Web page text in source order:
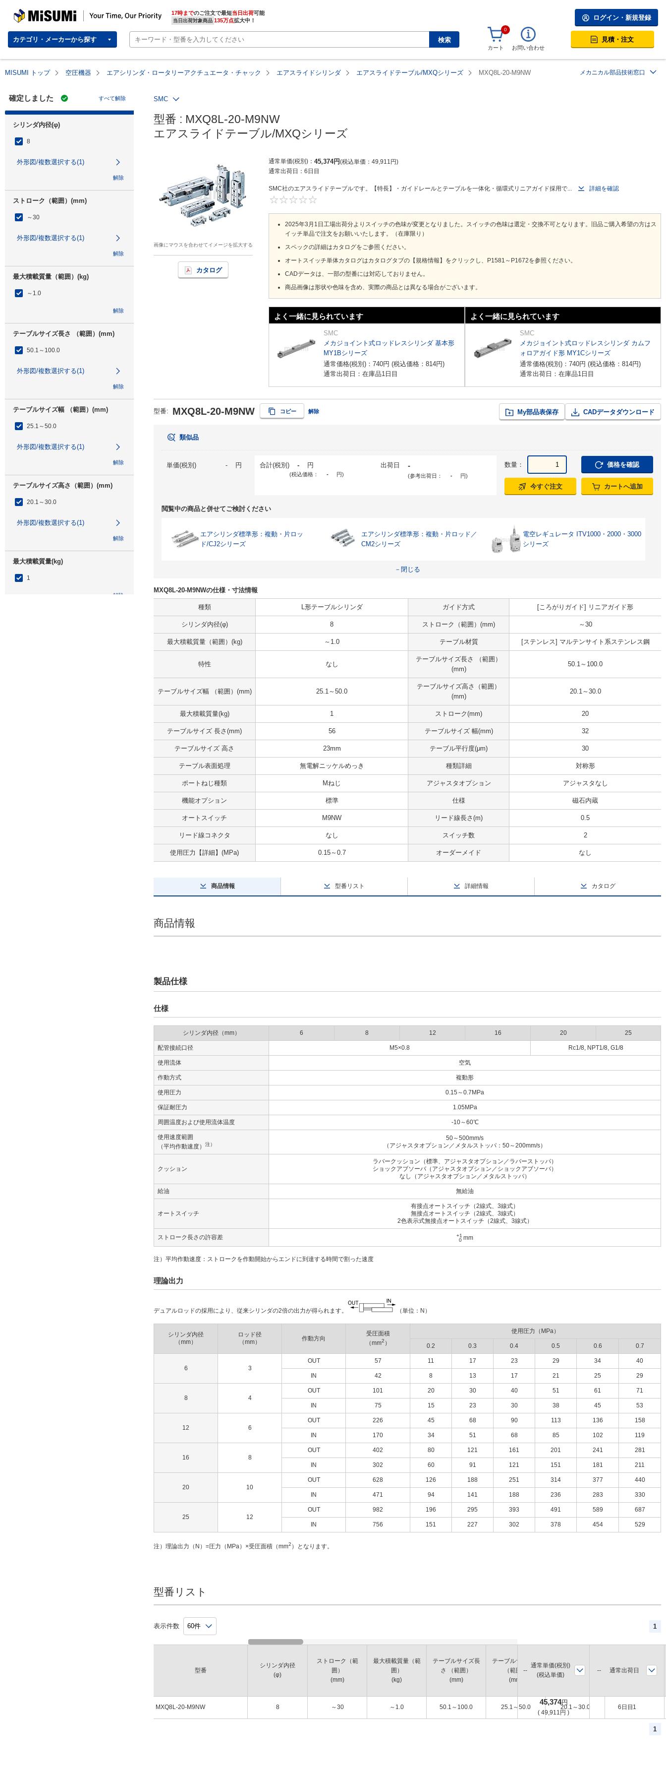
MISUMI | Your Time, Our Priority 17時までのご注文で最短当日出荷
当日出荷対象商品 135万点拡大中！
カテゴリ・メーカーから探す 検索
ログイン・新規登録
0
カート お問い合わせ
見積・注文
MISUMI トップ 空圧機器 エアシリンダ・ロータリーアクチュエータ・チャック エアスライドシリンダ エアスライドテーブル/MXQシリーズ MXQ8L-20-M9NW メカニカル部品技術窓口
確定しました すべて解除
シリンダ内径(φ)
8
外形図/複数選択する(1)
解除
ストローク（範囲）(mm)
～30
外形図/複数選択する(1)
解除
最大積載質量（範囲）(kg)
～1.0
解除
テーブルサイズ長さ （範囲）(mm)
50.1～100.0
外形図/複数選択する(1)
解除
テーブルサイズ幅 （範囲）(mm)
25.1～50.0
外形図/複数選択する(1)
解除
テーブルサイズ高さ（範囲）(mm)
20.1～30.0
外形図/複数選択する(1)
解除
最大積載質量(kg)
1
解除
SMC
型番 : MXQ8L-20-M9NW
エアスライドテーブル/MXQシリーズ
画像にマウスを合わせてイメージを拡大する
カタログ
通常単価(税別) 45,374円 税込単価 49,911 円
通常出荷日： 6日目
SMC社のエアスライドテーブルです。【特長】・ガイドレールとテーブルを一体化・循環式リニアガイド採用で...
詳細を確認
2025年3月1日工場出荷分よりスイッチの色味が変更となりました。スイッチの色味は選定・交換不可となります。旧品ご購入希望の方はス
イッチ単品で注文をお願いいたします。（在庫限り）
スペックの詳細はカタログをご参照ください。
オートスイッチ単体カタログはカタログタブの【規格情報】をクリックし、P1581～P1672を参照ください。
CADデータは、一部の型番には対応しておりません。
商品画像は形状や色味を含め、実際の商品とは異なる場合がございます。
よく一緒に見られています
SMC
メカジョイント式ロッドレスシリンダ 基本形
MY1Bシリーズ
通常価格(税別)： 740円 (税込価格： 814円)
通常出荷日：在庫品1日目
よく一緒に見られています
SMC
メカジョイント式ロッドレスシリンダ カムフ
ォロアガイド形 MY1Cシリーズ
通常価格(税別)： 740円 (税込価格： 814円)
通常出荷日：在庫品1日目
型番: MXQ8L-20-M9NW コピー 解除 My部品表保存 CADデータダウンロード
類似品
単価(税別) - 円 合計(税別) - 円
(税込価格： - 円)
出荷日 -
(参考出荷日： - 円)
数量： 価格を確認
今すぐ注文 カートへ追加
閲覧中の商品と併せてご検討ください
エアシリンダ標準形：複動・片ロッ
ド/CJ2シリーズ
エアシリンダ標準形：複動・片ロッド／
CM2シリーズ
電空レギュレータ ITV1000・2000・3000
シリーズ
－閉じる
MXQ8L-20-M9NWの仕様・寸法情報
種類 L形テーブルシリンダ ガイド方式 [ころがりガイド] リニアガイド形
シリンダ内径(φ) 8 ストローク（範囲）(mm) ～30
最大積載質量（範囲）(kg) ～1.0 テーブル材質 [ステンレス] マルテンサイト系ステンレス鋼
特性 なし
テーブルサイズ長さ （範囲）
(mm)
50.1～100.0
テーブルサイズ幅 （範囲）(mm) 25.1～50.0
テーブルサイズ高さ（範囲）
(mm)
20.1～30.0
最大積載質量(kg) 1 ストローク(mm) 20
テーブルサイズ 長さ(mm) 56 テーブルサイズ 幅(mm) 32
テーブルサイズ 高さ 23mm テーブル平行度(μm) 30
テーブル表面処理 無電解ニッケルめっき 種類詳細 対称形
ポートねじ種類 Mねじ アジャスタオプション アジャスタなし
機能オプション 標準 仕様 磁石内蔵
オートスイッチ M9NW リード線長さ(m) 0.5
リード線コネクタ なし スイッチ数 2
使用圧力【詳細】(MPa) 0.15～0.7 オーダーメイド なし
商品情報 型番リスト 詳細情報 カタログ
商品情報
製品仕様
仕様
シリンダ内径（mm） 6 8 12 16 20 25
配管接続口径 M5×0.8 Rc1/8, NPT1/8, G1/8
使用流体 空気
作動方式 複動形
使用圧力 0.15～0.7MPa
保証耐圧力 1.05MPa
周囲温度および使用流体温度 -10～60℃
使用速度範囲
（平均作動速度）
注）
50～500mm/s
（アジャスタオプション／メタルストッパ：50～200mm/s）
クッション
ラバークッション（標準、アジャスタオプション／ラバーストッパ）
ショックアブソーバ（アジャスタオプション／ショックアブソーバ）
なし（アジャスタオプション／メタルストッパ）
給油 無給油
オートスイッチ
有接点オートスイッチ（2線式、3線式）
無接点オートスイッチ（2線式、3線式）
2色表示式無接点オートスイッチ（2線式、3線式）
ストローク長さの許容差 +1
0 mm
注）平均作動速度：ストロークを作動開始からエンドに到達する時間で割った速度
理論出力
デュアルロッドの採用により、従来シリンダの2倍の出力が得られます。 （単位：N）
シリンダ内径
（mm）
ロッド径
（mm）
作動方向
受圧面積
（mm2 ）
使用圧力（MPa）
0.2 0.3 0.4 0.5 0.6 0.7
6 3
OUT 57 11 17 23 29 34 40
IN 42 8 13 17 21 25 29
8 4
OUT 101 20 30 40 51 61 71
IN 75 15 23 30 38 45 53
12 6
OUT 226 45 68 90 113 136 158
IN 170 34 51 68 85 102 119
16 8
OUT 402 80 121 161 201 241 281
IN 302 60 91 121 151 181 211
20 10
OUT 628 126 188 251 314 377 440
IN 471 94 141 188 236 283 330
25 12
OUT 982 196 295 393 491 589 687
IN 756 151 227 302 378 454 529
注）理論出力（N）=圧力（MPa）×受圧面積（mm2 ）となります。
型番リスト
表示件数 1
型番
MXQ8L-20-M9NW
シリンダ内径
(φ)
ストローク（範
囲）
(mm)
最大積載質量（範
囲）
(kg)
テーブルサイズ長
さ （範囲）
(mm)
テーブルサイズ幅
（範囲）
(mm)
テーブルサイズ高
さ（範囲）
最大積載質量
(kg)
8 ～30 ～1.0 50.1～100.0 25.1～50.0 20.1～30.0 1
通常単価(税別)
(税込単価)
通常出荷日
45,374円
( 49,911 円 )
6日目
1